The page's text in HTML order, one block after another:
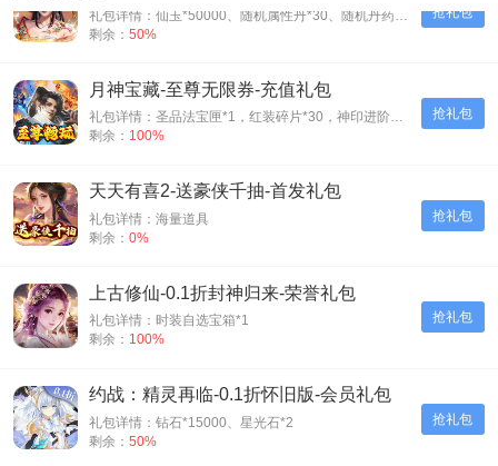
抢礼包
剩余： 50%
抢礼包
月神宝藏-至尊无限券-充值礼包
礼包详情：圣品法宝匣*1，红装碎片*30，神印进阶石*30
剩余： 100%
抢礼包
天天有喜2-送豪侠千抽-首发礼包
礼包详情：海量道具
剩余： 0%
抢礼包
上古修仙-0.1折封神归来-荣誉礼包
礼包详情：时装自选宝箱*1
剩余： 100%
抢礼包
约战：精灵再临-0.1折怀旧版-会员礼包
礼包详情：钻石*15000、星光石*2
剩余： 50%